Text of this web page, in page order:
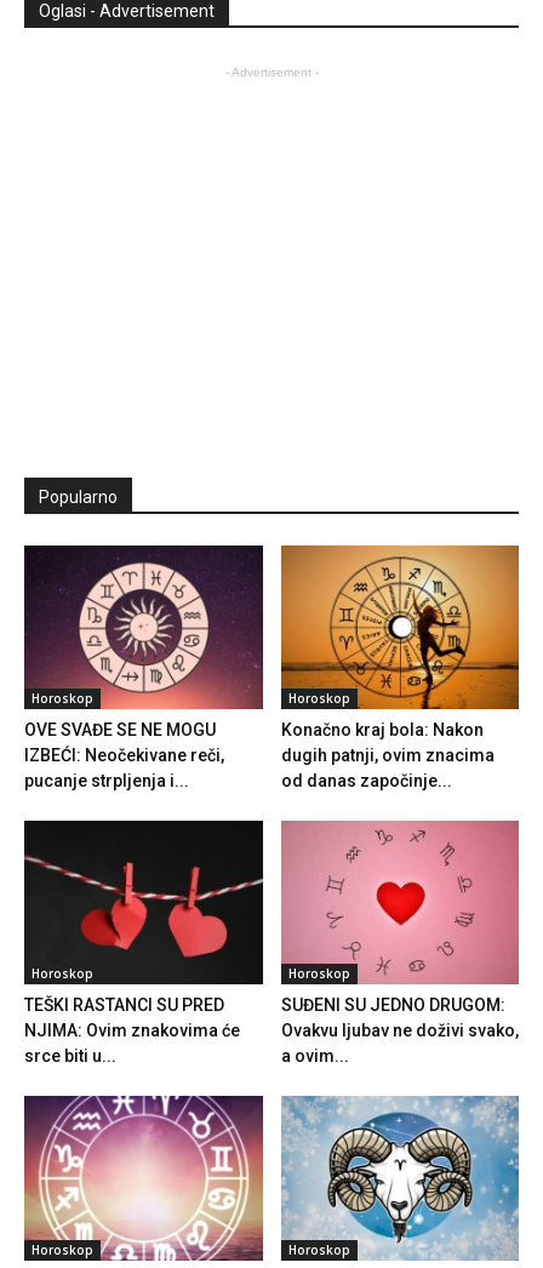
Oglasi - Advertisement
- Advertisement -
Popularno
Horoskop
OVE SVAĐE SE NE MOGU
IZBEĆI: Neočekivane reči,
pucanje strpljenja i...
Horoskop
Konačno kraj bola: Nakon
dugih patnji, ovim znacima
od danas započinje...
Horoskop
TEŠKI RASTANCI SU PRED
NJIMA: Ovim znakovima će
srce biti u...
Horoskop
SUĐENI SU JEDNO DRUGOM:
Ovakvu ljubav ne doživi svako,
a ovim...
Horoskop Horoskop